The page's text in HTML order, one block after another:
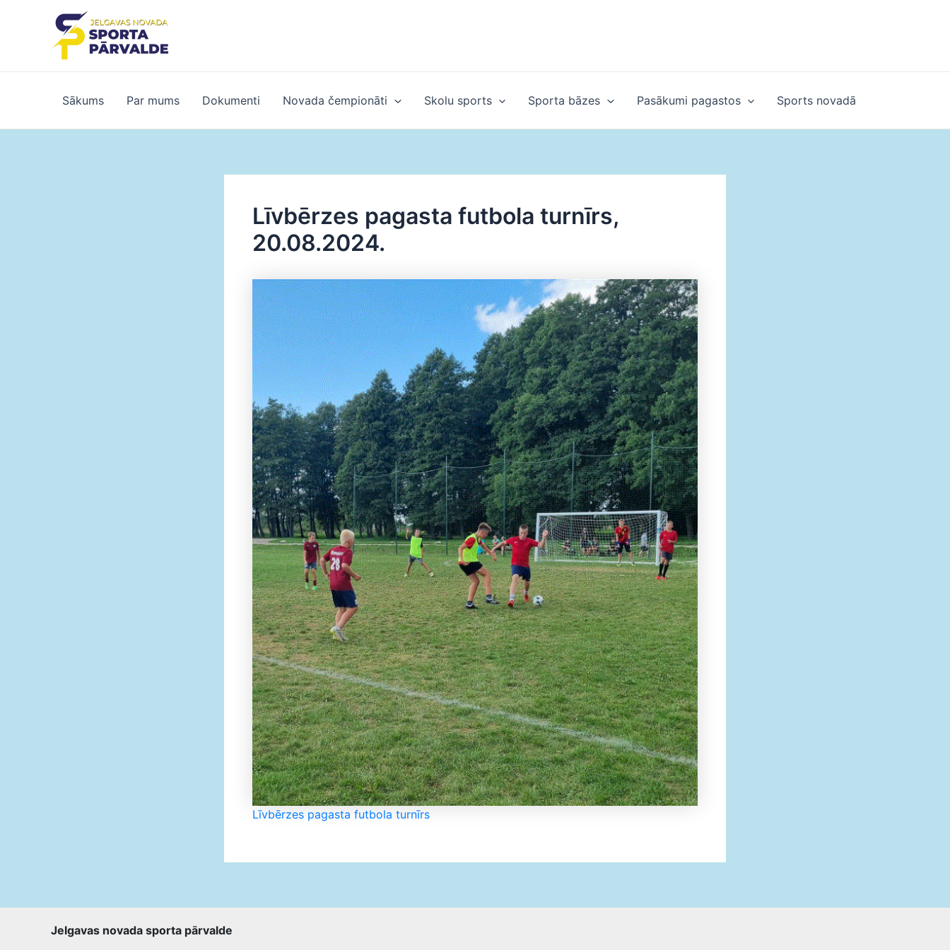
Sākums Par mums Dokumenti Novada čempionāti Skolu sports Sporta bāzes Pasākumi pagastos Sports novadā
Līvbērzes pagasta futbola turnīrs,
20.08.2024.
Līvbērzes pagasta futbola turnīrs
Jelgavas novada sporta pārvalde